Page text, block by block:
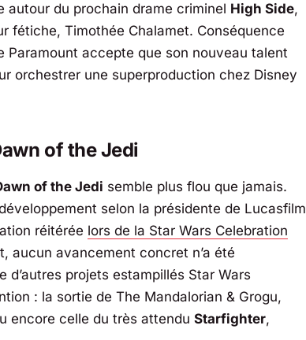
autour du prochain drame criminel High Side,
fétiche, Timothée Chalamet. Conséquence
Paramount accepte que son nouveau talent
orchestrer une superproduction chez Disney
of the Jedi
of the Jedi semble plus flou que jamais.
selon la présidente de Lucasfilm
réitérée lors de la Star Wars Celebration
aucun avancement concret n’a été
d’autres projets estampillés Star Wars
: la sortie de The Mandalorian & Grogu,
encore celle du très attendu Starfighter,